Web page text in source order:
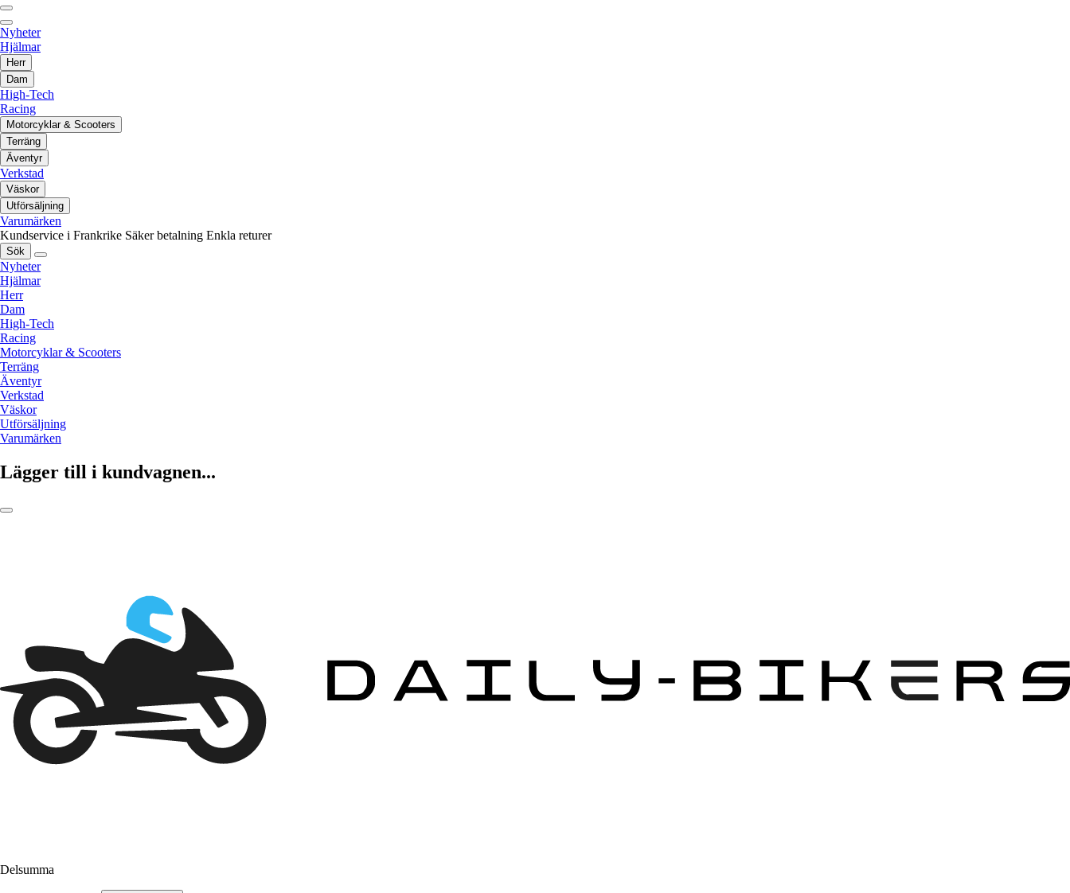
Nyheter
Hjälmar
Herr
Dam
High-Tech
Racing
Motorcyklar & Scooters
Terräng
Äventyr
Verkstad
Väskor
Utförsäljning
Varumärken
Kundservice i Frankrike Säker betalning Enkla returer
Sök
Nyheter
Hjälmar
Herr
Dam
High-Tech
Racing
Motorcyklar & Scooters
Terräng
Äventyr
Verkstad
Väskor
Utförsäljning
Varumärken
Lägger till i kundvagnen...
Delsumma